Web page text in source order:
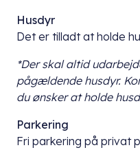
Husdyr
Det er tilladt at holde
*Der skal altid
pågældende husdyr.
du ønsker at holde
Parkering
Fri parkering på privat